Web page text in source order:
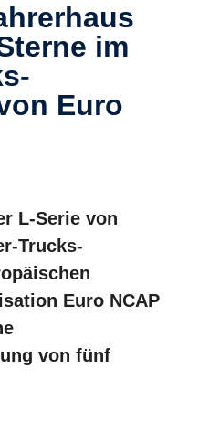
im
Euro
L-Serie von
Trucks-
Euro NCAP
von fünf